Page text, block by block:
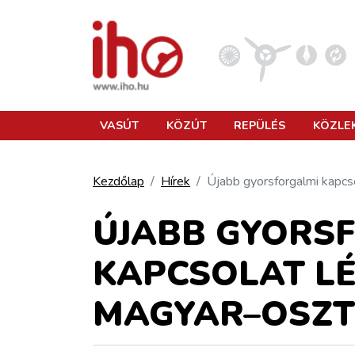
REPÜLÉS
KÖZLEKEDÉSFEJLESZTÉS
ELLÁTÁSI LÁNC
VASÚT KÖZÚT REPÜLÉS
Kezdőlap Hírek Újabb gyorsforgalmi
ÚJABB
KAPCSOLAT